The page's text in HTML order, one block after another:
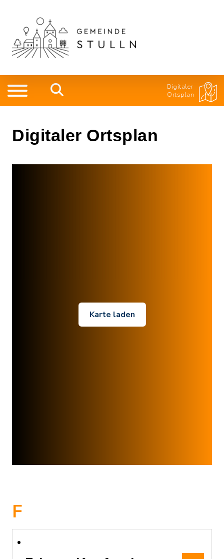
Digitaler
Ortsplan
Digitaler Ortsplan
Karte laden
F